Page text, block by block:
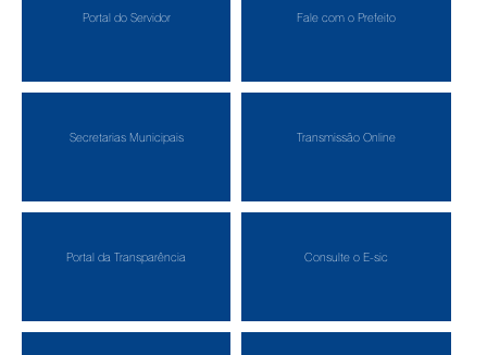
Portal do Servidor Fale com o Prefeito
Secretarias Municipais Transmissão Online
Portal da Transparência Consulte o E-sic